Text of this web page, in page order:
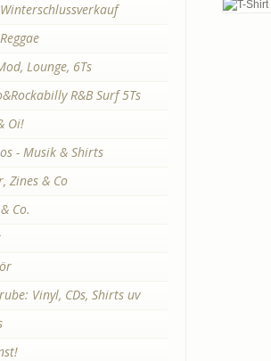
Winterschlussverkauf
Lounge, 6Ts
R&B Surf 5Ts
Oi!
- Musik & Shirts
Zines & Co
Co.
Vinyl, CDs, Shirts uv